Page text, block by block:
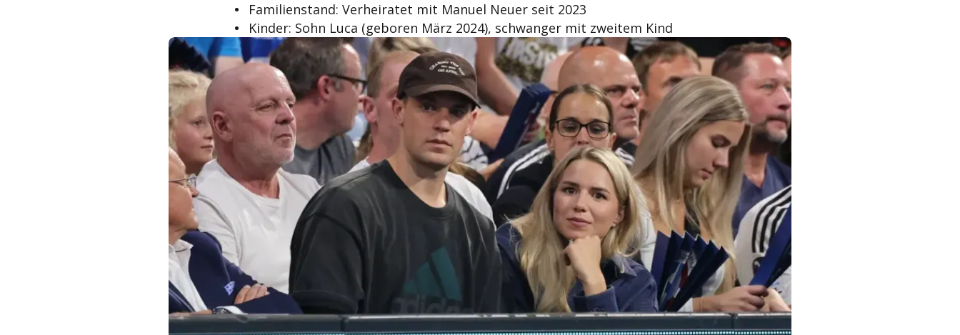
Familienstand: Verheiratet mit Manuel Neuer seit 2023
Kinder: Sohn Luca (geboren März 2024), schwanger mit zweitem Kind